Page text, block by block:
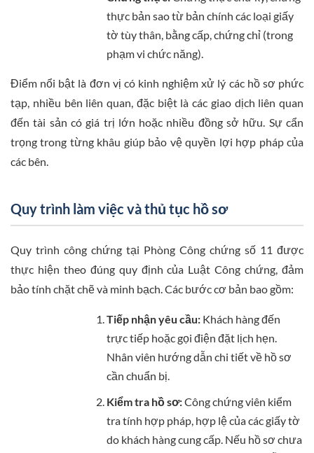
thực bản sao từ bản chính các loại giấy
tờ tùy thân, bằng cấp, chứng chỉ (trong
phạm vi chức năng).
Điểm nổi bật là đơn vị có kinh nghiệm xử lý các hồ sơ phức
tạp, nhiều bên liên quan, đặc biệt là các giao dịch liên quan
đến tài sản có giá trị lớn hoặc nhiều đồng sở hữu. Sự cẩn
trọng trong từng khâu giúp bảo vệ quyền lợi hợp pháp của
các bên.
Quy trình làm việc và thủ tục hồ sơ
Quy trình công chứng tại Phòng Công chứng số 11 được
thực hiện theo đúng quy định của Luật Công chứng, đảm
bảo tính chặt chẽ và minh bạch. Các bước cơ bản bao gồm:
Tiếp nhận yêu cầu: Khách hàng đến
trực tiếp hoặc gọi điện đặt lịch hẹn.
Nhân viên hướng dẫn chi tiết về hồ sơ
cần chuẩn bị.
Kiểm tra hồ sơ:Công chứng viên kiểm
tra tính hợp pháp, hợp lệ của các giấy tờ
do khách hàng cung cấp. Nếu hồ sơ chưa